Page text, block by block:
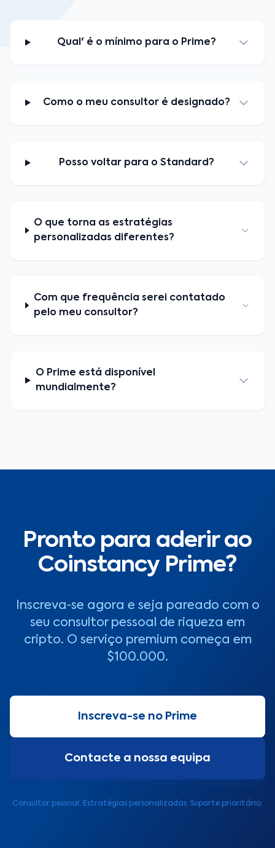
Qual' é o mínimo para o Prime?
Como o meu consultor é designado?
Posso voltar para o Standard?
O que torna as estratégias
personalizadas diferentes?
Com que frequência serei contatado
pelo meu consultor?
O Prime está disponível
mundialmente?
Pronto para aderir ao
Coinstancy Prime?
Inscreva‑se agora e seja pareado com o
seu consultor pessoal de riqueza em
cripto. O serviço premium começa em
$100.000.
Inscreva-se no Prime
Contacte a nossa equipa
Consultor pessoal. Estratégias personalizadas. Suporte prioritário.